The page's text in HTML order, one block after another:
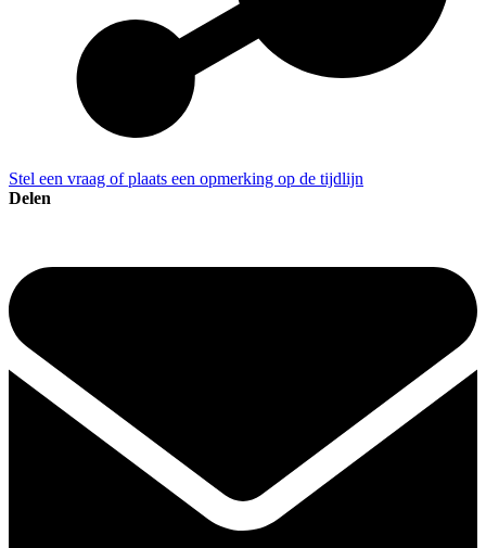
Stel een vraag of plaats een opmerking op de tijdlijn
Delen